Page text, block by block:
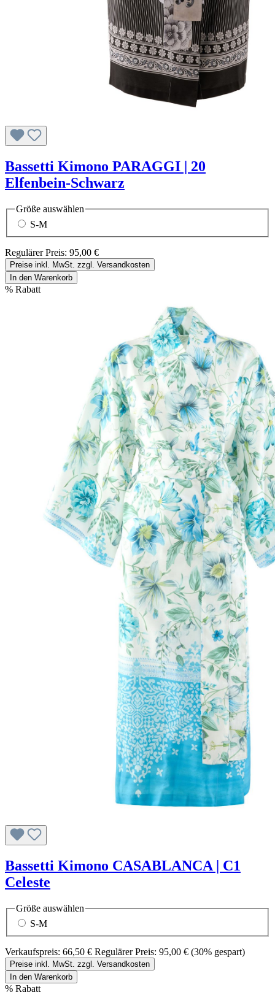
Bassetti Kimono PARAGGI | 20
Elfenbein-Schwarz
Größe auswählen
S-M
Regulärer Preis: 95,00 €
Preise inkl. MwSt. zzgl. Versandkosten
In den Warenkorb
% Rabatt
Bassetti Kimono CASABLANCA | C1
Celeste
Größe auswählen
S-M
Verkaufspreis: 66,50 € Regulärer Preis: 95,00 € (30% gespart)
Preise inkl. MwSt. zzgl. Versandkosten
In den Warenkorb
% Rabatt